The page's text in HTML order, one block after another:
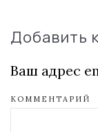
Добавить
Ваш адрес
КОММЕНТАРИЙ